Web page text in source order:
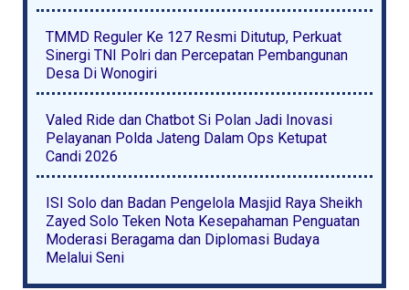
TMMD Reguler Ke 127 Resmi Ditutup, Perkuat
Sinergi TNI Polri dan Percepatan Pembangunan
Desa Di Wonogiri
Valed Ride dan Chatbot Si Polan Jadi Inovasi
Pelayanan Polda Jateng Dalam Ops Ketupat
Candi 2026
ISI Solo dan Badan Pengelola Masjid Raya Sheikh
Zayed Solo Teken Nota Kesepahaman Penguatan
Moderasi Beragama dan Diplomasi Budaya
Melalui Seni